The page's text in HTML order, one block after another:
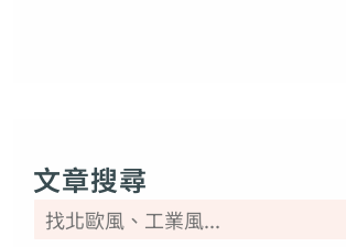
文章搜尋